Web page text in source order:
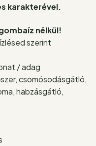
karakterével.
nélkül!
szerint
/ adag
csomósodásgátló,
habzásgátló,